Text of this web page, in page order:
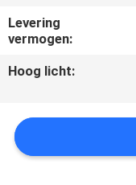
CITAAT
CASE
CENTER
SITEMAP
Levering
vermogen:
Hoog licht: